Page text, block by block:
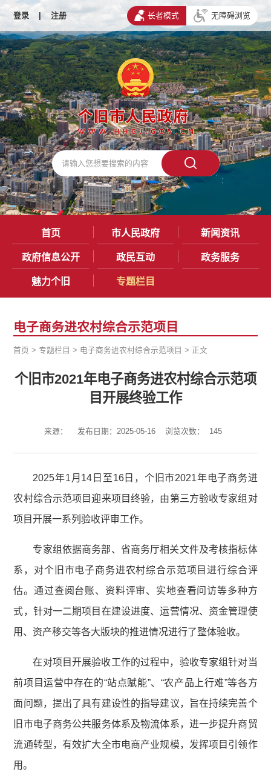
登录 | 注册 长者模式 无障碍浏览
首页 市人民政府 新闻资讯
政府信息公开 政民互动 政务服务
魅力个旧 专题栏目
电子商务进农村综合示范项目
首页 >专题栏目 > 电子商务进农村综合示范项目 > 正文
个旧市2021年电子商务进农村综合示范项
目开展终验工作
来源： 发布日期：2025-05-16 浏览次数： 145
2025年1月14日至16日，个旧市2021年电子商务进
农村综合示范项目迎来项目终验，由第三方验收专家组对
项目开展一系列验收评审工作。
专家组依据商务部、省商务厅相关文件及考核指标体
系，对个旧市电子商务进农村综合示范项目进行综合评
估。通过查阅台账、资料评审、实地查看问访等多种方
式，针对一二期项目在建设进度、运营情况、资金管理使
用、资产移交等各大版块的推进情况进行了整体验收。
在对项目开展验收工作的过程中，验收专家组针对当
前项目运营中存在的“站点赋能”、“农产品上行难”等各方
面问题，提出了具有建设性的指导建议，旨在持续完善个
旧市电子商务公共服务体系及物流体系，进一步提升商贸
流通转型，有效扩大全市电商产业规模，发挥项目引领作
用。